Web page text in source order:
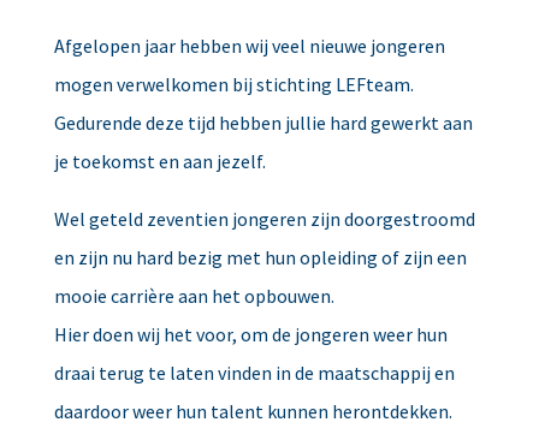
Afgelopen jaar hebben wij veel nieuwe jongeren
mogen verwelkomen bij stichting LEFteam.
Gedurende deze tijd hebben jullie hard gewerkt aan
je toekomst en aan jezelf.
Wel geteld zeventien jongeren zijn doorgestroomd
en zijn nu hard bezig met hun opleiding of zijn een
mooie carrière aan het opbouwen.
Hier doen wij het voor, om de jongeren weer hun
draai terug te laten vinden in de maatschappij en
daardoor weer hun talent kunnen herontdekken.